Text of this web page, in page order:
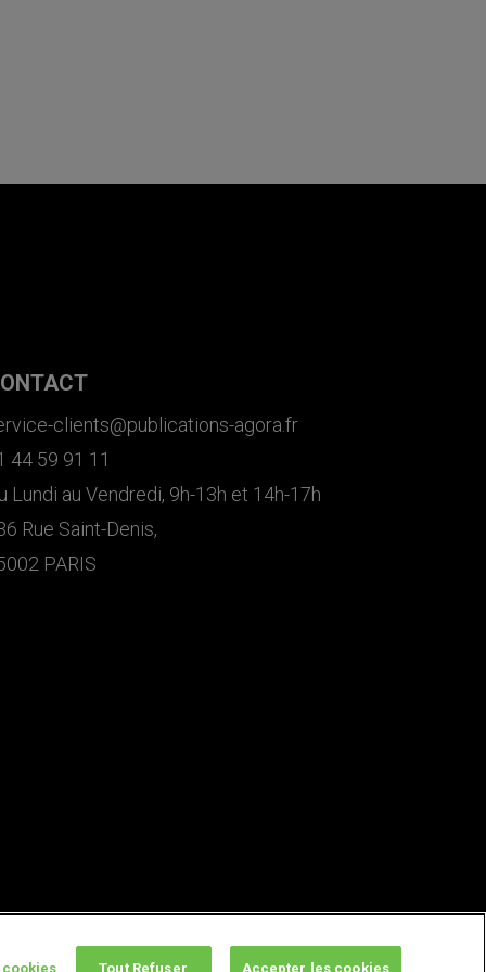
clients@publications-agora.fr
44 59 91 11
Lundi au Vendredi, 9h-13h et 14h-17h
Rue Saint-Denis,
PARIS
Tout Refuser Accepter les cookies